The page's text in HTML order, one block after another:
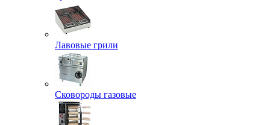
Лавовые грили
Сковороды газовые